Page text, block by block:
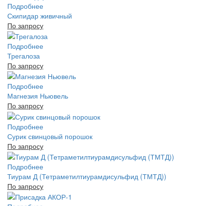
Подробнее
Скипидар живичный
По запросу
Подробнее
Трегалоза
По запросу
Подробнее
Магнезия Ньювель
По запросу
Подробнее
Сурик свинцовый порошок
По запросу
Подробнее
Тиурам Д (Тетраметилтиурамдисульфид (ТМТД))
По запросу